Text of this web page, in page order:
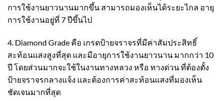
การใช้งานยาวนานมากขึ้น สามารถมองเห็นได้ระยะไกล อายุ
การใช้งานอยู่ที่ 7 ปีขึ้นไป
4. Diamond Grade คือ เกรดป้ายจราจรที่มีค่าสัมประสิทธิ์
สะท้อนแสงสูงที่สุด และมีอายุการใช้งานยาวนาน มากกว่า 10
ปี โดยส่วนมากจะใช้ในงานทางหลวง หรือ ทางด่วน ที่ต้องตั้ง
ป้ายจราจรกลางแจ้ง และต้องการค่าสะท้อนแสงที่มองเห็น
ชัดเจนมากที่สุด